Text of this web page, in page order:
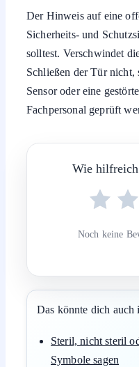
Der Hinweis auf eine
Sicherheits- und
solltest. Verschwindet
Schließen der Tür nicht,
Sensor oder eine
Fachpersonal geprüft
Wie
Noch keine
Das könnte dich auch
Steril, nicht steril
Symbole sagen